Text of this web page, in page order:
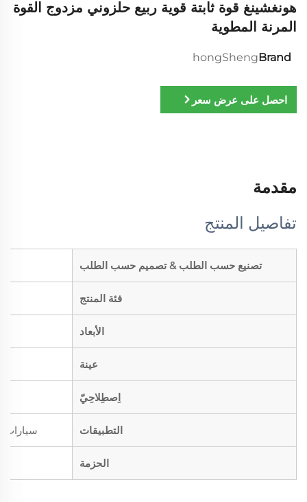
هونغشينغ قوة ثابتة قوية ربيع حلزوني مزدوج القوة
المرنة المطوية
Brand
hongSheng
احصل على عرض سعر
مقدمة
تفاصيل المنتج
تصنيع حسب الطلب & تصميم حسب الطلب
فئة المنتج
الأبعاد
عينة
اِصطِلاحِيّ
التطبيقات سيارات،
الحزمة